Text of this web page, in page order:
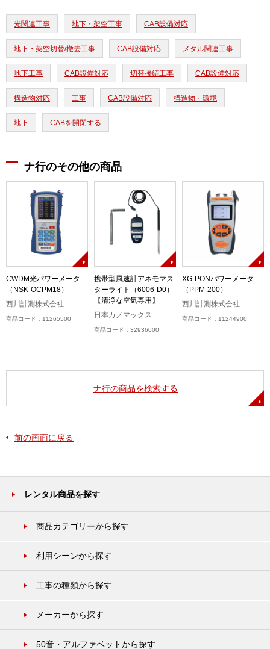
光関連工事 地下・架空工事 CAB設備対応
地下・架空切替/撤去工事 CAB設備対応 メタル関連工事
地下工事 CAB設備対応 切替接続工事 CAB設備対応
構造物対応 工事 CAB設備対応 構造物・環境
地下 CABを開閉する
ナ行のその他の商品
CWDM光パワーメータ
（NSK-OCPM18）
西川計測株式会社
商品コード：11265500
携帯型風速計アネモマス
ターライト（6006-D0）
【清浄な空気専用】
日本カノマックス
商品コード：32936000
XG-PONパワーメータ
（PPM-200）
西川計測株式会社
商品コード：11244900
ナ行の商品を検索する
前の画面に戻る
レンタル商品を探す
商品カテゴリーから探す
利用シーンから探す
工事の種類から探す
メーカーから探す
50音・アルファベットから探す